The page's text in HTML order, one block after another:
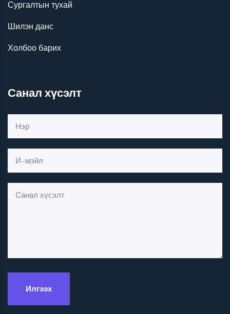
Сургалтын тухай
Шилэн данс
Холбоо барих
Санал хүсэлт